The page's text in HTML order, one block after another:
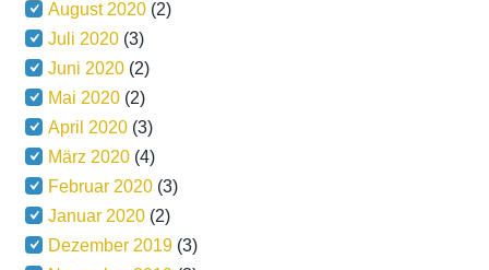
August 2020 (2)
Juli 2020 (3)
Juni 2020 (2)
Mai 2020 (2)
April 2020 (3)
März 2020 (4)
Februar 2020 (3)
Januar 2020 (2)
Dezember 2019 (3)